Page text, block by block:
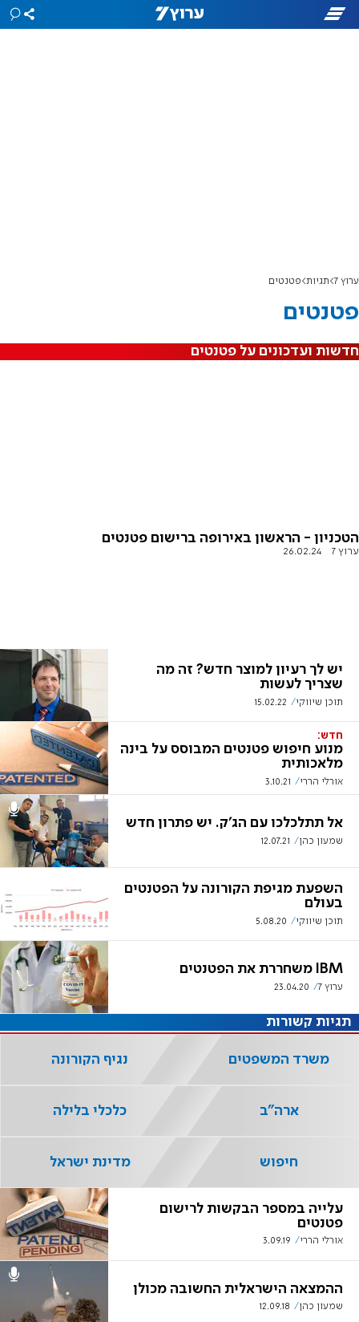
ערוץ 7 תגיות פטנטים
פטנטים
חדשות ועדכונים על פטנטים
הטכניון - הראשון באירופה ברישום פטנטים
ערוץ 7 26.02.24
יש לך רעיון למוצר חדש? זה מה
שצריך לעשות
תוכן שיווקי 15.02.22
חדש:
מנוע חיפוש פטנטים המבוסס על בינה
מלאכותית
אורלי הררי 3.10.21
אל תתלכלכו עם הג'ק. יש פתרון חדש
שמעון כהן 12.07.21
השפעת מגיפת הקורונה על הפטנטים
בעולם
תוכן שיווקי 5.08.20
IBM משחררת את הפטנטים
ערוץ 7 23.04.20
עלייה במספר הבקשות לרישום
פטנטים
אורלי הררי 3.09.19
ההמצאה הישראלית החשובה מכולן
שמעון כהן 12.09.18
תגיות קשורות
משרד המשפטים נגיף הקורונה
ארה"ב כלכלי בלילה
חיפוש מדינת ישראל